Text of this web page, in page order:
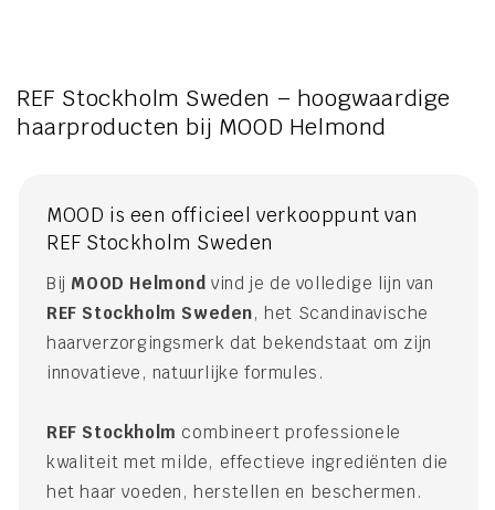
REF Stockholm Sweden – hoogwaardige
haarproducten bij MOOD Helmond
MOOD is een officieel verkooppunt van
REF Stockholm Sweden
Bij MOOD Helmond vind je de volledige lijn van
REF Stockholm Sweden, het Scandinavische
haarverzorgingsmerk dat bekendstaat om zijn
innovatieve, natuurlijke formules.
REF Stockholm combineert professionele
kwaliteit met milde, effectieve ingrediënten die
het haar voeden, herstellen en beschermen.